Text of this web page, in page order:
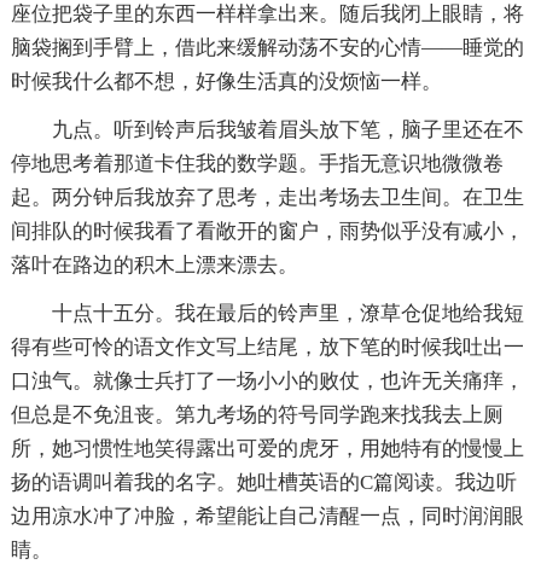
座位把袋子里的东西一样样拿出来。随后我闭上眼睛，将
脑袋搁到手臂上，借此来缓解动荡不安的心情——睡觉的
时候我什么都不想，好像生活真的没烦恼一样。
九点。听到铃声后我皱着眉头放下笔，脑子里还在不
停地思考着那道卡住我的数学题。手指无意识地微微卷
起。两分钟后我放弃了思考，走出考场去卫生间。在卫生
间排队的时候我看了看敞开的窗户，雨势似乎没有减小，
落叶在路边的积木上漂来漂去。
十点十五分。我在最后的铃声里，潦草仓促地给我短
得有些可怜的语文作文写上结尾，放下笔的时候我吐出一
口浊气。就像士兵打了一场小小的败仗，也许无关痛痒，
但总是不免沮丧。第九考场的符号同学跑来找我去上厕
所，她习惯性地笑得露出可爱的虎牙，用她特有的慢慢上
扬的语调叫着我的名字。她吐槽英语的C篇阅读。我边听
边用凉水冲了冲脸，希望能让自己清醒一点，同时润润眼
睛。